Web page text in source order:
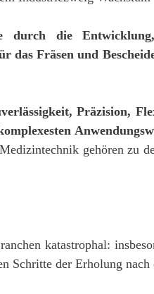
durch die
das Fräsen und
Präzision,
gehören zu
katastrophal:
der Erholung nach